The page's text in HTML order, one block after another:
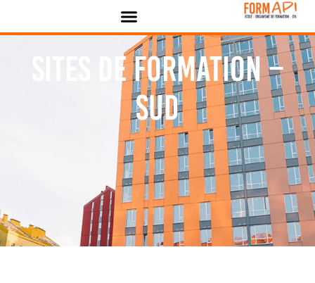
Sites de formation –
Sud
Panneau de gestion des cookies